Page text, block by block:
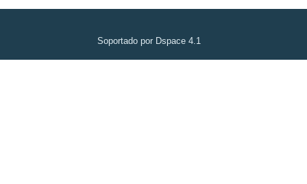
Soportado por Dspace 4.1